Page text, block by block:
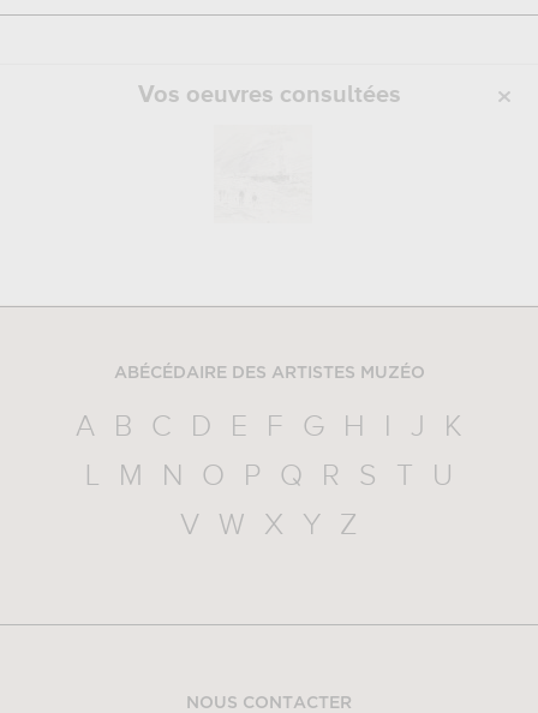
Vos oeuvres consultées
ABÉCÉDAIRE DES ARTISTES MUZÉO
A B C D E F G H I J
K
L
M N O P Q R S T
U
V
W X Y Z
NOUS CONTACTER